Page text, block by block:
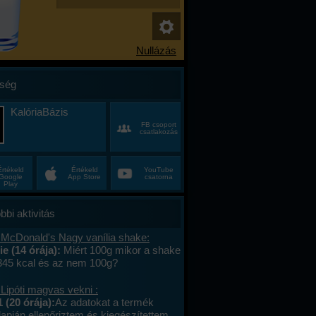
KalóriaBázis
FB csoport
csatlakozás
Play
Értékeld
App Store
YouTube
csatorna
aktivitás
Nagy vanília shake:
(14 órája): Miért 100g mikor a shake
kcal és az nem 100g?
magvas vekni :
(20 órája):Az adatokat a termék